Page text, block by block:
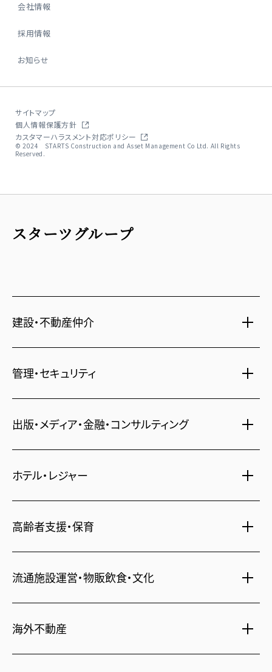
会社情報
採用情報
お知らせ
サイトマップ
個人情報保護方針
カスタマーハラスメント対応ポリシー
© 2024 STARTS Construction and Asset Management Co Ltd. All Rights
Reserved.
スターツグループ
建設・不動産仲介
新築分譲マンション・新築戸建
賃貸・売買物件情報
一括寮仲介
オフィス移転
不動産投資
住まい・暮らし情報
不動産オーナー様向け情報
人事・総務部向け不動産情報
コワーキングスペース
管理・セキュリティ
社宅代行
ビル管理
24時間コールセンター
出版・メディア・金融・コンサルティング
書籍・コミック
住宅ローン
不動産信託
不動産投資信託(J-REIT)
人材派遣・紹介
ホテル・レジャー
シティ・リゾートホテル
札幌・京都・沖縄
ビジネスホテル
府中・葛西・西葛西
日光温泉・川治温泉
信州・戸倉上山田温泉
高齢者支援・保育
シニア総合窓口
流通施設運営・物販飲食・文化
和風レストラン
海外不動産